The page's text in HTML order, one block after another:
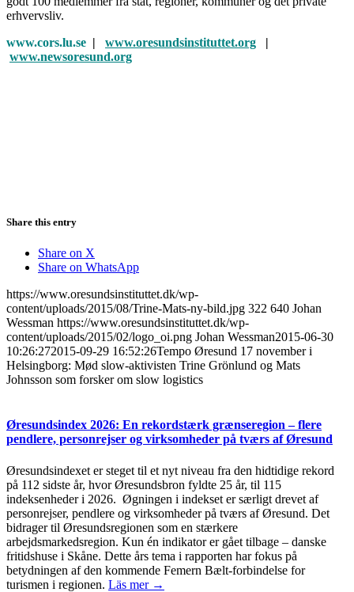
erhvervsliv.
www.cors.lu.se | www.oresundsinstituttet.org
|
www.newsoresund.org
Share this entry
Share on X
Share on WhatsApp
https://www.oresundsinstituttet.dk/wp-
content/uploads/2015/08/Trine-Mats-ny-bild.jpg 322 640 Johan
Wessman https://www.oresundsinstituttet.dk/wp-
content/uploads/2015/02/logo_oi.png Johan Wessman2015-06-30
10:26:272015-09-29 16:52:26Tempo Øresund 17 november i
Helsingborg: Mød slow-aktivisten Trine Grönlund og Mats
Johnsson som forsker om slow logistics
Øresundsindex 2026: En rekordstærk grænseregion – flere
pendlere, personrejser og virksomheder på tværs af Øresund
Øresundsindexet er steget til et nyt niveau fra den hidtidige rekord
på 112 sidste år, hvor Øresundsbron fyldte 25 år, til 115
indeksenheder i 2026. Øgningen i indekset er særligt drevet af
personrejser, pendlere og virksomheder på tværs af Øresund. Det
bidrager til Øresundsregionen som en stærkere
arbejdsmarkedsregion. Kun én indikator er gået tilbage – danske
fritidshuse i Skåne. Dette års tema i rapporten har fokus på
betydningen af den kommende Femern Bælt-forbindelse for
turismen i regionen. Läs mer →